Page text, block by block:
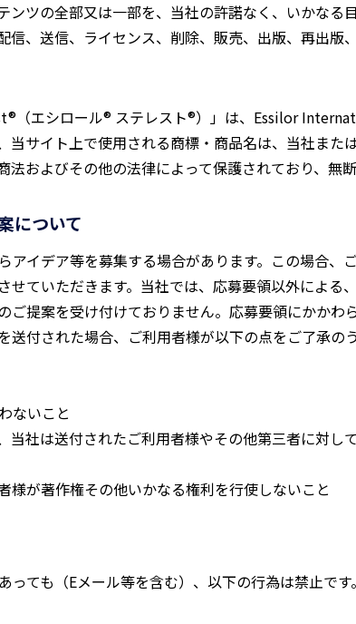
ンツの全部又は一部を、当社の許諾なく、いかなる
信、送信、ライセンス、削除、販売、出版、再出版
（エシロール® ステレスト®）」は、Essilor
当サイト上で使用される商標・商品名は、当社また
およびその他の法律によって保護されており、無
について
アイデア等を募集する場合があります。この場合、
せていただきます。当社では、応募要領以外による
提案を受け付けておりません。応募要領にかかわ
付された場合、ご利用者様が以下の点をご了承の
ないこと
当社は送付されたご利用者様やその他第三者に対し
様が著作権その他いかなる権利を行使しないこと
ても（Eメール等を含む）、以下の行為は禁止です。